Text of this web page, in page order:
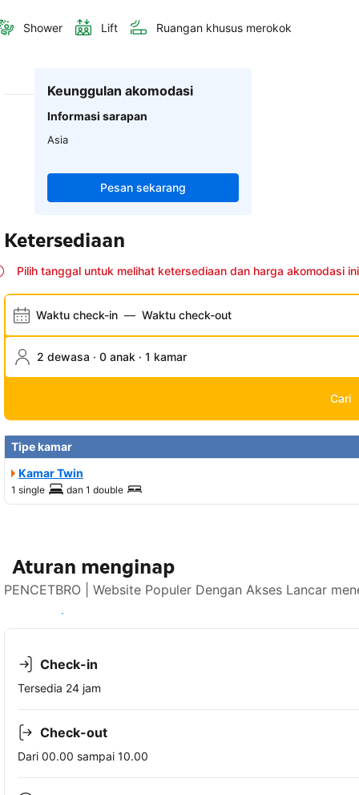
Shower Lift Ruangan khusus merokok
Keunggulan akomodasi
Informasi sarapan
Asia
Pesan sekarang
Ketersediaan
Pilih tanggal untuk melihat ketersediaan dan harga akomodasi ini
Waktu check-in — Waktu check-out
2 dewasa · 0 anak · 1 kamar
Cari
Tipe kamar
Kamar Twin
1 single dan 1 double
Aturan menginap
PENCETBRO | Website Populer Dengan Akses Lancar
Lihat ketersediaan
Check-in
Tersedia 24 jam
Check-out
Dari 00.00 sampai 10.00